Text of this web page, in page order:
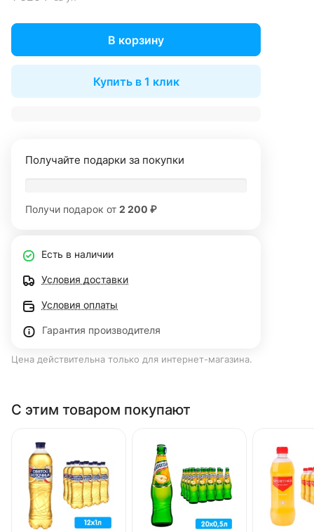
В корзину
Купить в 1 клик
Получайте подарки за покупки
Получи подарок от 2 200 ₽
Есть в наличии
Условия доставки
Условия оплаты
Гарантия производителя
Цена действительна только для интернет-магазина.
С этим товаром покупают